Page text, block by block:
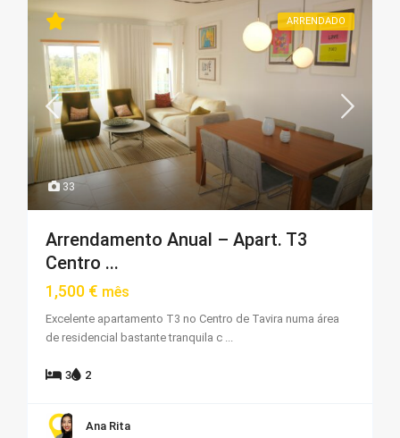
33
ARRENDADO
Arrendamento Anual – Apart. T3
Centro ...
1,500 € mês
Excelente apartamento T3 no Centro de Tavira numa área
de residencial bastante tranquila c ...
3 2
Ana Rita